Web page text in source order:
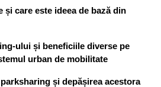
și care este ideea de bază din
ului și beneficiile diverse pe
urban de mobilitate
și depășirea acestora